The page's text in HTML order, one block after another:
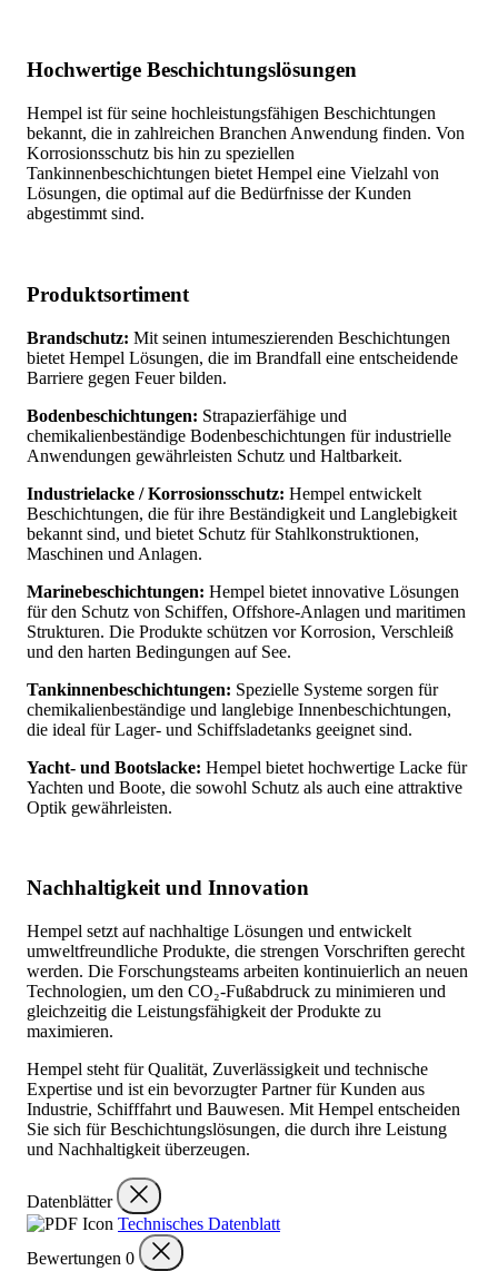
Hochwertige Beschichtungslösungen
Hempel ist für seine hochleistungsfähigen Beschichtungen
bekannt, die in zahlreichen Branchen Anwendung finden. Von
Korrosionsschutz bis hin zu speziellen
Tankinnenbeschichtungen bietet Hempel eine Vielzahl von
Lösungen, die optimal auf die Bedürfnisse der Kunden
abgestimmt sind.
Produktsortiment
Brandschutz: Mit seinen intumeszierenden Beschichtungen
bietet Hempel Lösungen, die im Brandfall eine entscheidende
Barriere gegen Feuer bilden.
Bodenbeschichtungen: Strapazierfähige und
chemikalienbeständige Bodenbeschichtungen für industrielle
Anwendungen gewährleisten Schutz und Haltbarkeit.
Industrielacke / Korrosionsschutz: Hempel entwickelt
Beschichtungen, die für ihre Beständigkeit und Langlebigkeit
bekannt sind, und bietet Schutz für Stahlkonstruktionen,
Maschinen und Anlagen.
Marinebeschichtungen: Hempel bietet innovative Lösungen
für den Schutz von Schiffen, Offshore-Anlagen und maritimen
Strukturen. Die Produkte schützen vor Korrosion, Verschleiß
und den harten Bedingungen auf See.
Tankinnenbeschichtungen: Spezielle Systeme sorgen für
chemikalienbeständige und langlebige Innenbeschichtungen,
die ideal für Lager- und Schiffsladetanks geeignet sind.
Yacht- und Bootslacke: Hempel bietet hochwertige Lacke für
Yachten und Boote, die sowohl Schutz als auch eine attraktive
Optik gewährleisten.
Nachhaltigkeit und Innovation
Hempel setzt auf nachhaltige Lösungen und entwickelt
umweltfreundliche Produkte, die strengen Vorschriften gerecht
werden. Die Forschungsteams arbeiten kontinuierlich an neuen
Technologien, um den CO₂-Fußabdruck zu minimieren und
gleichzeitig die Leistungsfähigkeit der Produkte zu
maximieren.
Hempel steht für Qualität, Zuverlässigkeit und technische
Expertise und ist ein bevorzugter Partner für Kunden aus
Industrie, Schifffahrt und Bauwesen. Mit Hempel entscheiden
Sie sich für Beschichtungslösungen, die durch ihre Leistung
und Nachhaltigkeit überzeugen.
Datenblätter
Technisches Datenblatt
Bewertungen 0